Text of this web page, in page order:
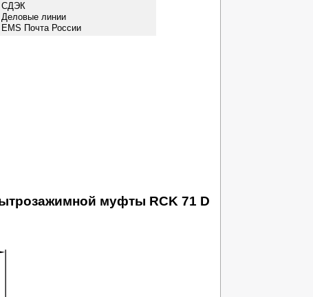
СДЭК
Деловые линии
Почта России
муфты RCK 71 D